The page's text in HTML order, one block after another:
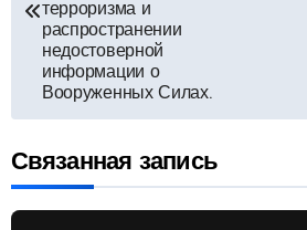
записям
терроризма и
распространении
недостоверной
информации о
Вооруженных Силах.
Связанная запись